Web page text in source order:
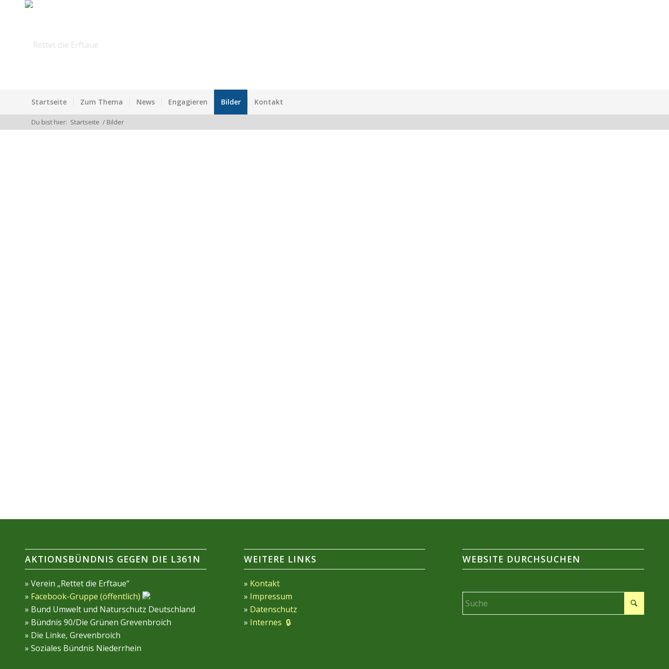
Startseite Zum Thema News Engagieren Bilder Kontakt
Du bist hier: Startseite / Bilder
AKTIONSBÜNDNIS GEGEN DIE L361N
» Verein „Rettet die Erftaue“
» Facebook-Gruppe (öffentlich)
» Bund Umwelt und Naturschutz Deutschland
» Bündnis 90/Die Grünen Grevenbroich
» Die Linke, Grevenbroich
» Soziales Bündnis Niederrhein
WEITERE LINKS
» Kontakt
» Impressum
» Datenschutz
» Internes 🔒
WEBSITE DURCHSUCHEN